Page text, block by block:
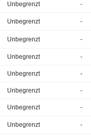
Unbegrenzt -
Unbegrenzt -
Unbegrenzt -
Unbegrenzt -
Unbegrenzt -
Unbegrenzt -
Unbegrenzt -
Unbegrenzt -